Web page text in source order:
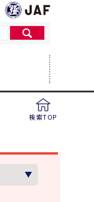
検索TOP